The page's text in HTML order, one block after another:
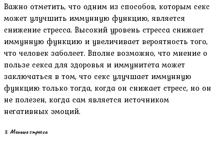
Важно отметить, что одним из способов, которым секс
может улучшить иммунную функцию, является
снижение стресса. Высокий уровень стресса снижает
иммунную функцию и увеличивает вероятность того,
что человек заболеет. Вполне возможно, что мнение о
пользе секса для здоровья и иммунитета может
заключаться в том, что секс улучшает иммунную
функцию только тогда, когда он снижает стресс, но он
не полезен, когда сам является источником
негативных эмоций.
3. Меньше стресса